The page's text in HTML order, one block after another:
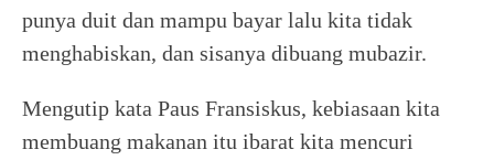
punya duit dan mampu bayar lalu kita tidak
menghabiskan, dan sisanya dibuang mubazir.
Mengutip kata Paus Fransiskus, kebiasaan kita
membuang makanan itu ibarat kita mencuri